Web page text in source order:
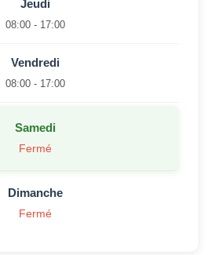
Jeudi
08:00 - 17:00
Vendredi
08:00 - 17:00
Samedi
Fermé
Dimanche
Fermé